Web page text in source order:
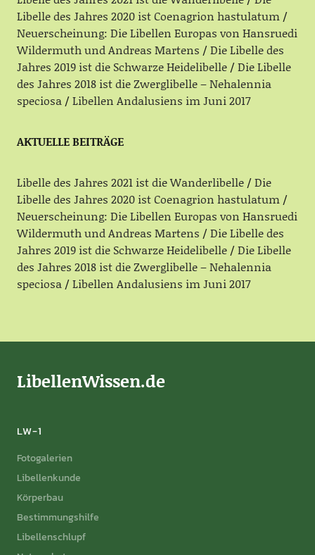
Libelle des Jahres 2020 ist Coenagrion hastulatum
Neuerscheinung: Die Libellen Europas von Hansruedi
Wildermuth und Andreas Martens
Die Libelle des
Jahres 2019 ist die Schwarze Heidelibelle
Die Libelle
des Jahres 2018 ist die Zwerglibelle – Nehalennia
speciosa
Libellen Andalusiens im Juni 2017
AKTUELLE BEITRÄGE
Libelle des Jahres 2021 ist die Wanderlibelle
Die
Libelle des Jahres 2020 ist Coenagrion hastulatum
Neuerscheinung: Die Libellen Europas von Hansruedi
Wildermuth und Andreas Martens
Die Libelle des
Jahres 2019 ist die Schwarze Heidelibelle
Die Libelle
des Jahres 2018 ist die Zwerglibelle – Nehalennia
speciosa
Libellen Andalusiens im Juni 2017
LibellenWissen.de
LW-1
Fotogalerien
Libellenkunde
Körperbau
Bestimmungshilfe
Libellenschlupf